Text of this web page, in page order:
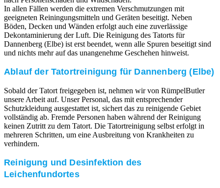
In allen Fällen werden die extremen Verschmutzungen mit
geeigneten Reiningungsmitteln und Geräten beseitigt. Neben
Böden, Decken und Wänden erfolgt auch eine zuverlässige
Dekontaminierung der Luft. Die Reinigung des Tatorts für
Dannenberg (Elbe) ist erst beendet, wenn alle Spuren beseitigt sind
und nichts mehr auf das unangenehme Geschehen hinweist.
Ablauf der Tatortreinigung für Dannenberg (Elbe)
Sobald der Tatort freigegeben ist, nehmen wir von RümpelButler
unsere Arbeit auf. Unser Personal, das mit entsprechender
Schutzkleidung ausgestattet ist, sichert das zu reinigende Gebiet
vollständig ab. Fremde Personen haben während der Reinigung
keinen Zutritt zu dem Tatort. Die Tatortreinigung selbst erfolgt in
mehreren Schritten, um eine Ausbreitung von Krankheiten zu
verhindern.
Reinigung und Desinfektion des
Leichenfundortes